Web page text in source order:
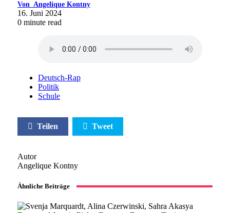
Von Angelique Kontny
16. Juni 2024
0 minute read
Deutsch-Rap
Politik
Schule
Teilen Tweet
Autor
Angelique Kontny
Ähnliche Beiträge